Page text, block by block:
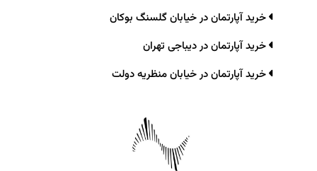
خرید آپارتمان در خیابان گلسنگ بوکان
خرید آپارتمان در دیباجی تهران
خرید آپارتمان در خیابان منظریه دولت